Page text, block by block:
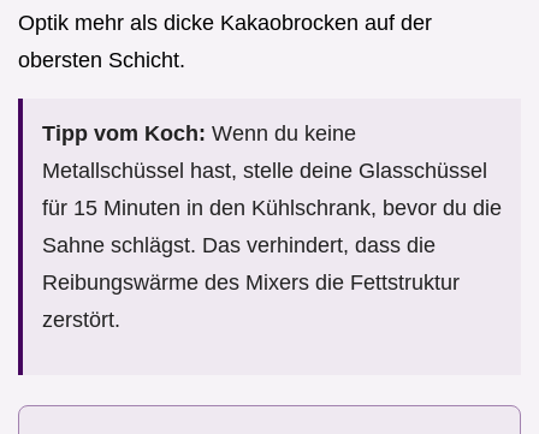
Optik mehr als dicke Kakaobrocken auf der
obersten Schicht.
Tipp vom Koch: Wenn du keine
Metallschüssel hast, stelle deine Glasschüssel
für 15 Minuten in den Kühlschrank, bevor du die
Sahne schlägst. Das verhindert, dass die
Reibungswärme des Mixers die Fettstruktur
zerstört.